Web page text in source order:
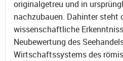
originalgetreu und in
nachzubauen. Dahinter steht
wissenschaftliche
Neubewertung des
Wirtschaftssystems des